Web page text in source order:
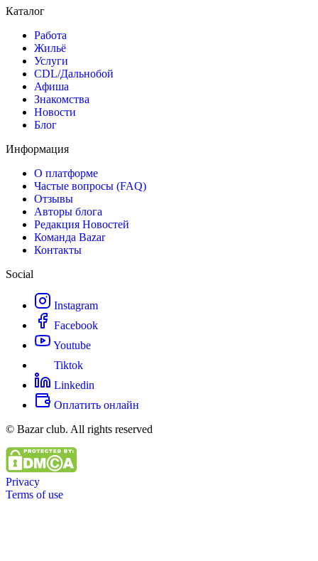
Каталог
Работа
Жильё
Услуги
CDL/Дальнобой
Афиша
Знакомства
Новости
Блог
Информация
О платформе
Частые вопросы (FAQ)
Отзывы
Авторы блога
Редакция Новостей
Команда Bazar
Контакты
Social
Instagram
Facebook
Youtube
Tiktok
Linkedin
Оплатить онлайн
© Bazar club. All rights reserved
Privacy
Terms of use